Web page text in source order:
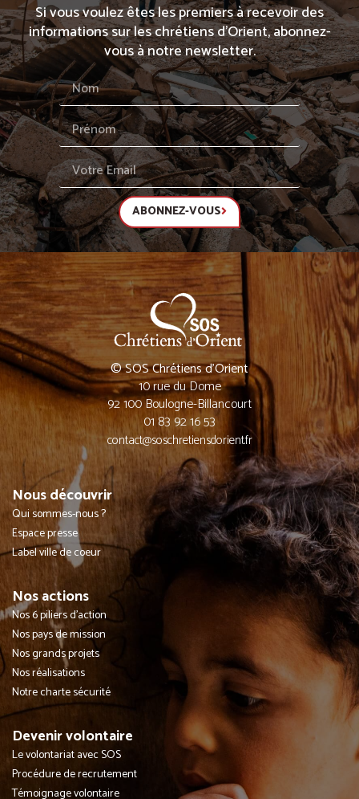
Si vous voulez êtes les premiers à recevoir des
informations sur les chrétiens d’Orient, abonnez-
vous à notre newsletter.
ABONNEZ-VOUS
© SOS Chrétiens d’Orient
10 rue du Dome
92 100 Boulogne-Billancourt
01 83 92 16 53
contact@soschretiensdorient.fr
Nous découvrir
Qui sommes-nous ?
Espace presse
Label ville de coeur
Nos actions
Nos 6 piliers d'action
Nos pays de mission
Nos grands projets
Nos réalisations
Notre charte sécurité
Devenir volontaire
Le volontariat avec SOS
Procédure de recrutement
Témoignage volontaire